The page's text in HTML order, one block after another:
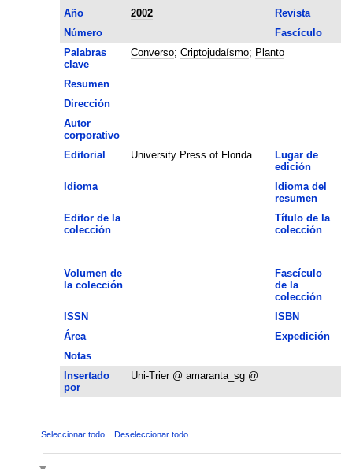
Año
2002 Revista
Número
Fascículo
Palabras
clave
Converso; Criptojudaísmo; Planto
Resumen
Dirección
Autor
corporativo
Editorial University Press of Florida
Lugar de
edición
Idioma
Idioma del
resumen
Editor de la
colección
Título de la
colección
Volumen de
la colección
Fascículo
de la
colección
ISSN ISBN
Área
Expedición
Notas
Insertado
por
Uni-Trier @ amaranta_sg @
Seleccionar todo Deseleccionar todo